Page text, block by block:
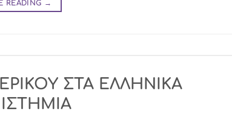
READING →
ΣΤΑ ΕΛΛΗΝΙΚΑ